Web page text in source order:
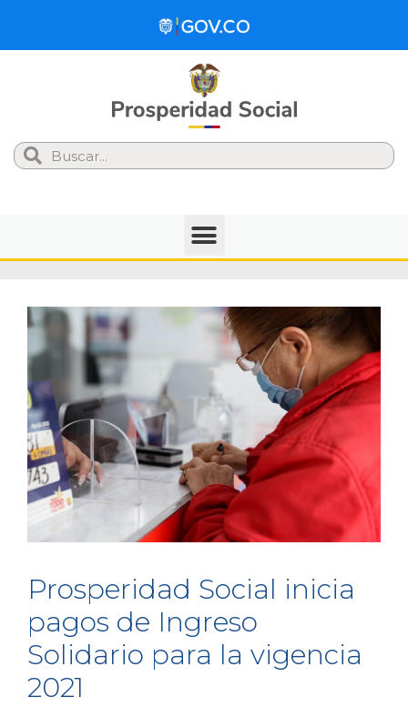
Search
Prosperidad Social inicia
pagos de Ingreso
Solidario para la vigencia
2021